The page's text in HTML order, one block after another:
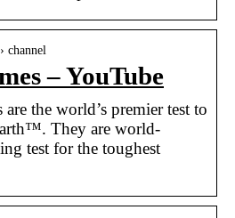
channel
– YouTube
the world’s premier test to
They are world-
test for the toughest